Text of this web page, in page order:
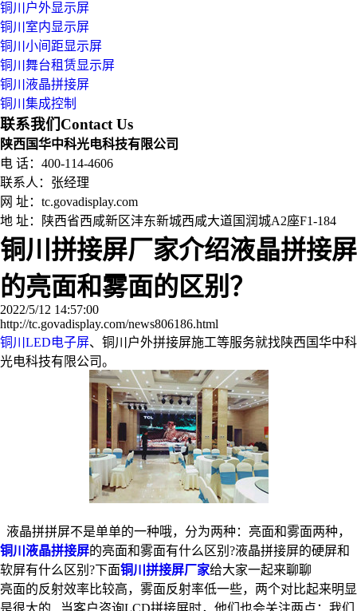
铜川户外显示屏
铜川室内显示屏
铜川小间距显示屏
铜川舞台租赁显示屏
铜川液晶拼接屏
铜川集成控制
联系我们Contact Us
陕西国华中科光电科技有限公司
电 话：400-114-4606
联系人：张经理
网 址：tc.govadisplay.com
地 址：
陕西省西咸新区沣东新城西咸大道国润城A2座F1-184
铜川拼接屏厂家介绍液晶拼接屏
的亮面和雾面的区别？
2022/5/12 14:57:00
http://tc.govadisplay.com/news806186.html
铜川LED电子屏、铜川户外拼接屏施工等服务就找陕西国华中科
光电科技有限公司。
液晶拼拼屏不是单单的一种哦，分为两种：亮面和雾面两种，
铜川液晶拼接屏的亮面和雾面有什么区别?液晶拼接屏的硬屏和
软屏有什么区别?下面铜川拼接屏厂家给大家一起来聊聊
亮面的反射效率比较高，雾面反射率低一些，两个对比起来明显
是很大的 当客户咨询LCD拼接屏时，他们也会关注两点：我们